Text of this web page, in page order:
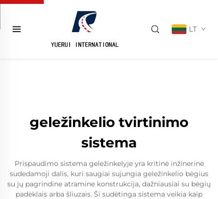
LT
geležinkelio tvirtinimo
sistema
Prispaudimo sistema geležinkelyje yra kritinė inžinerinė
sudedamoji dalis, kuri saugiai sujungia geležinkelio bėgius
su jų pagrindine atramine konstrukcija, dažniausiai su bėgių
padėklais arba šliuzais. Ši sudėtinga sistema veikia kaip